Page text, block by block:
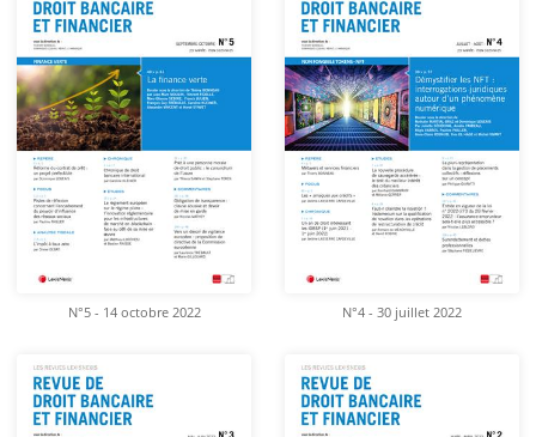
N°5 - 14 octobre 2022 N°4 - 30 juillet 2022